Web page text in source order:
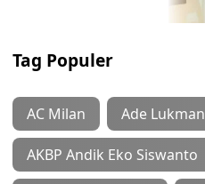
Tag Populer
AC Milan Ade Lukman
AKBP Andik Eko Siswanto